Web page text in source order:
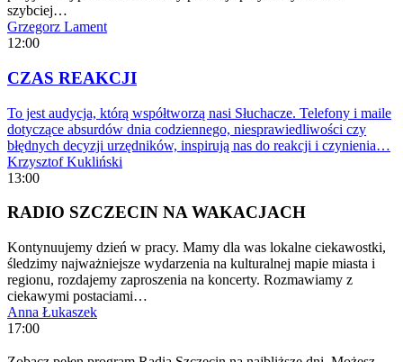
szybciej…
Grzegorz Lament
12:00
CZAS REAKCJI
To jest audycja, którą współtworzą nasi Słuchacze. Telefony i maile
dotyczące absurdów dnia codziennego, niesprawiedliwości czy
błędnych decyzji urzędników, inspirują nas do reakcji i czynienia…
Krzysztof Kukliński
13:00
RADIO SZCZECIN NA WAKACJACH
Kontynuujemy dzień w pracy. Mamy dla was lokalne ciekawostki,
śledzimy najważniejsze wydarzenia na kulturalnej mapie miasta i
regionu, rozdajemy zaproszenia na koncerty. Rozmawiamy z
ciekawymi postaciami…
Anna Łukaszek
17:00